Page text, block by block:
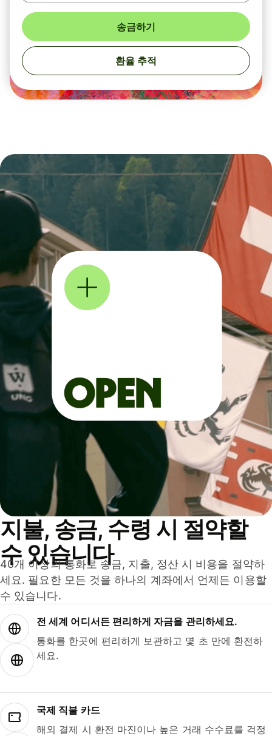
송금하기
환율 추적
지불, 송금, 수령 시 절약할
수 있습니다
40개 이상의 통화로 송금, 지출, 정산 시 비용을 절약하
세요. 필요한 모든 것을 하나의 계좌에서 언제든 이용할
수 있습니다.
전 세계 어디서든 편리하게 자금을 관리하세요.
통화를 한곳에 편리하게 보관하고 몇 초 만에 환전하
세요.
국제 직불 카드
해외 결제 시 환전 마진이나 높은 거래 수수료를 걱정